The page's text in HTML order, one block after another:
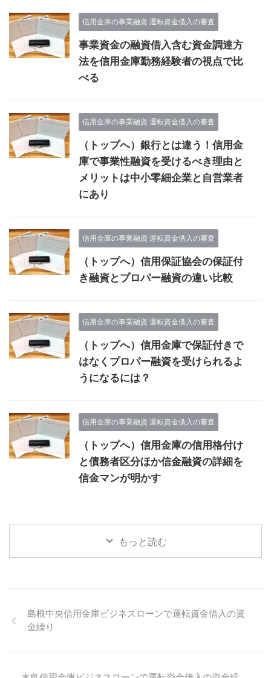
信用金庫の事業融資 運転資金借入の審査
事業資金の融資借入含む資金調達方
法を信用金庫勤務経験者の視点で比
べる
信用金庫の事業融資 運転資金借入の審査
（トップへ）銀行とは違う！信用金
庫で事業性融資を受けるべき理由と
メリットは中小零細企業と自営業者
にあり
信用金庫の事業融資 運転資金借入の審査
（トップへ）信用保証協会の保証付
き融資とプロパー融資の違い比較
信用金庫の事業融資 運転資金借入の審査
（トップへ）信用金庫で保証付きで
はなくプロパー融資を受けられるよ
うになるには？
信用金庫の事業融資 運転資金借入の審査
（トップへ）信用金庫の信用格付け
と債務者区分ほか信金融資の詳細を
信金マンが明かす
もっと読む
島根中央信用金庫ビジネスローンで運転資金借入の資
金繰り